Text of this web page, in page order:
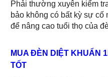
Phải thường xuyên kiểm
bảo không có bất kỳ sự cố
để nâng cao tuổi thọ của
MUA ĐÈN DIỆT KHUẨN
TỐT